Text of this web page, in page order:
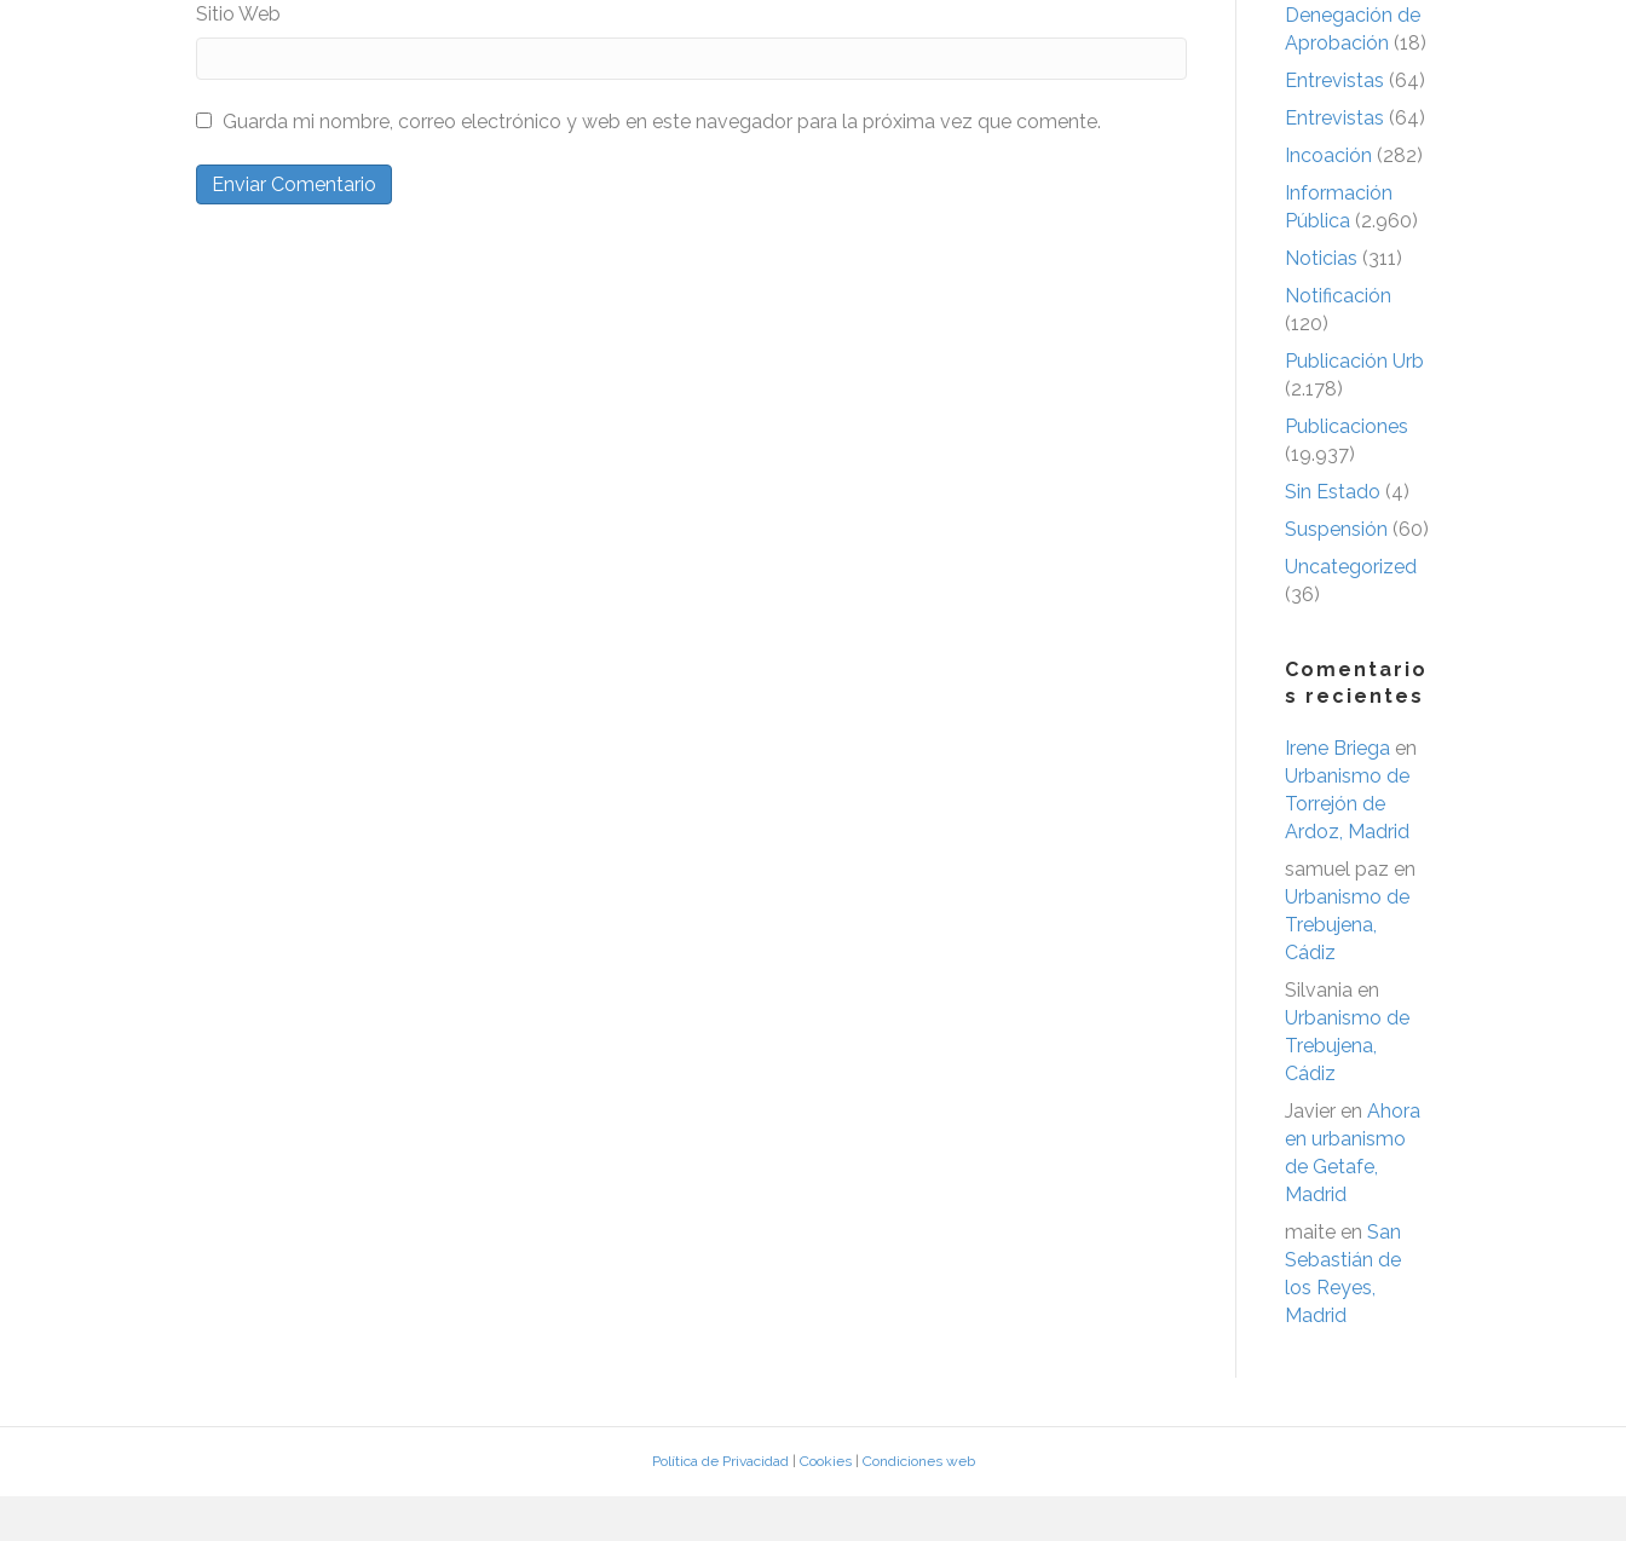
Sitio Web
Guarda mi nombre, correo electrónico y web en este navegador para la próxima vez que comente.
Denegación de
Aprobación (18)
Entrevistas (64)
Entrevistas (64)
Incoación (282)
Información
Pública (2.960)
Noticias (311)
Notificación
(120)
Publicación Urb
(2.178)
Publicaciones
(19.937)
Sin Estado (4)
Suspensión (60)
Uncategorized
(36)
Comentario
s recientes
Irene Briega en
Urbanismo de
Torrejón de
Ardoz, Madrid
samuel paz en
Urbanismo de
Trebujena,
Cádiz
Silvania en
Urbanismo de
Trebujena,
Cádiz
Javier en Ahora
en urbanismo
de Getafe,
Madrid
maite en San
Sebastián de
los Reyes,
Madrid
Política de Privacidad| Cookies| Condiciones web